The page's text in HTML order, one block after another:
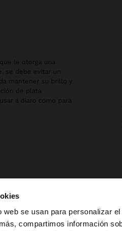
web se usan para personalizar
compartimos información
le otorga una
se debe evitar un
mantener su brillo y
de plata
a diaro como para